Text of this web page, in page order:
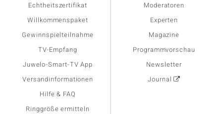
Echtheitszertifikat
Willkommenspaket
Gewinnspielteilnahme
TV-Empfang
Juwelo-Smart-TV App
Versandinformationen
Hilfe & FAQ
Ringgröße ermitteln
Moderatoren
Experten
Magazine
Programmvorschau
Newsletter
Journal